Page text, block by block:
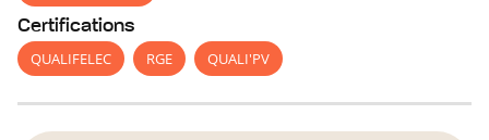
Certifications
QUALIFELEC
RGE QUALI'PV